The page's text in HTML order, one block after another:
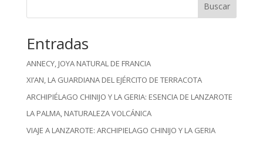
Buscar
Entradas
ANNECY, JOYA NATURAL DE FRANCIA
XI’AN, LA GUARDIANA DEL EJÉRCITO DE TERRACOTA
ARCHIPIÉLAGO CHINIJO Y LA GERIA: ESENCIA DE LANZAROTE
LA PALMA, NATURALEZA VOLCÁNICA
VIAJE A LANZAROTE: ARCHIPIELAGO CHINIJO Y LA GERIA